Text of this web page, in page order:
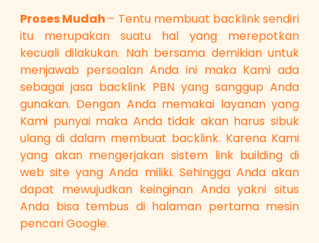
Proses Mudah – Tentu membuat backlink sendiri
itu merupakan suatu hal yang merepotkan
kecuali dilakukan. Nah bersama demikian untuk
menjawab persoalan Anda ini maka Kami ada
sebagai jasa backlink PBN yang sanggup Anda
gunakan. Dengan Anda memakai layanan yang
Kami punyai maka Anda tidak akan harus sibuk
ulang di dalam membuat backlink. Karena Kami
yang akan mengerjakan sistem link building di
web site yang Anda miliki. Sehingga Anda akan
dapat mewujudkan keinginan Anda yakni situs
Anda bisa tembus di halaman pertama mesin
pencari Google.